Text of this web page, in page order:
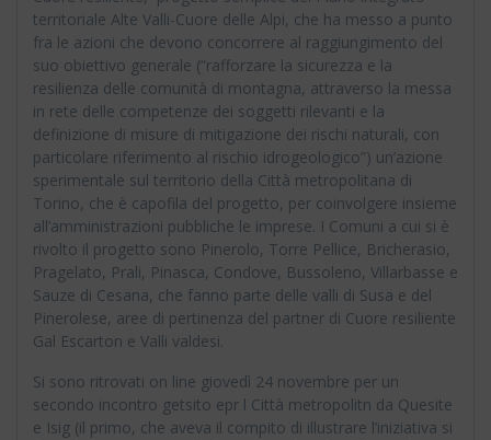
territoriale Alte Valli-Cuore delle Alpi, che ha messo a punto
fra le azioni che devono concorrere al raggiungimento del
suo obiettivo generale (“rafforzare la sicurezza e la
resilienza delle comunità di montagna, attraverso la messa
in rete delle competenze dei soggetti rilevanti e la
definizione di misure di mitigazione dei rischi naturali, con
particolare riferimento al rischio idrogeologico”) un’azione
sperimentale sul territorio della Città metropolitana di
Torino, che è capofila del progetto, per coinvolgere insieme
all’amministrazioni pubbliche le imprese. I Comuni a cui si è
rivolto il progetto sono Pinerolo, Torre Pellice, Bricherasio,
Pragelato, Prali, Pinasca, Condove, Bussoleno, Villarbasse e
Sauze di Cesana, che fanno parte delle valli di Susa e del
Pinerolese, aree di pertinenza del partner di Cuore resiliente
Gal Escarton e Valli valdesi.
Si sono ritrovati on line giovedì 24 novembre per un
secondo incontro getsito epr l Città metropolitn da Quesite
e Isig (il primo, che aveva il compito di illustrare l’iniziativa si